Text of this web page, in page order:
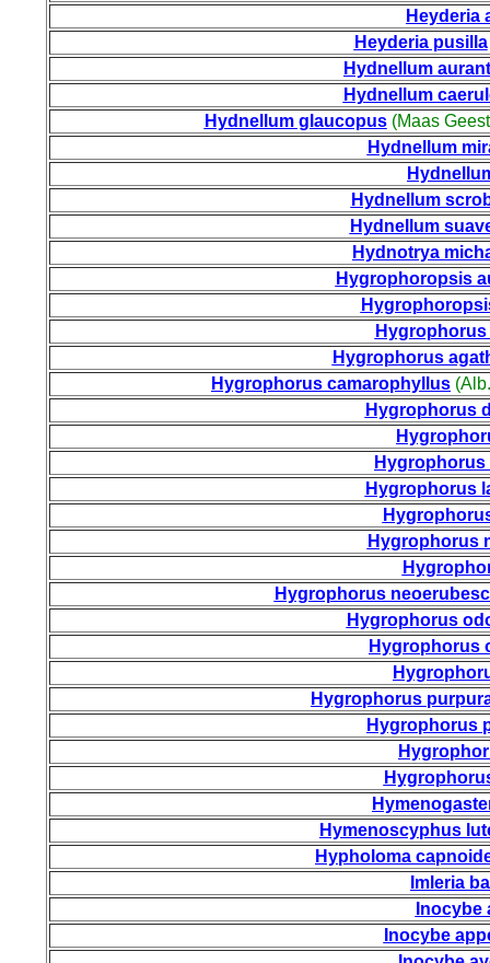
Heyderia
Heyderia pusilla
Hydnellum
Hydnellum
Hydnellum glaucopus(Maas
Hydnellum
Hydnellum
Hydnellum
Hydnotrya
Hygrophoropsis
Hygrophorus
Hygrophorus camarophyllus
Hygrophorus
Hygrophorus
Hygrophorus
Hygrophorus
Hygrophorus
Hygrophorus
Hygrophorus
Hygrophorus
Hymenoscyphus
Hypholoma
Imleria
Inocybe
Inocybe